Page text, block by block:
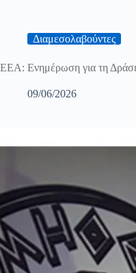
Διαμεσολαβούντες
ΕΕΑ: Ενημέρωση για τη
09/06/2026